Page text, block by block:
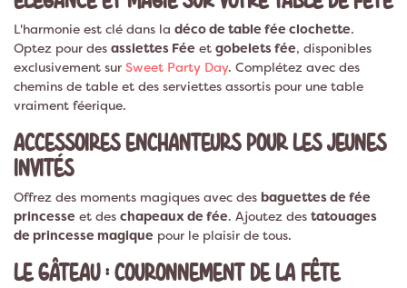
L'harmonie est clé dans la déco de table fée clochette.
Optez pour des assiettes Fée et gobelets fée, disponibles
exclusivement sur Sweet Party Day. Complétez avec des
chemins de table et des serviettes assortis pour une table
vraiment féerique.
ACCESSOIRES ENCHANTEURS POUR LES JEUNES
INVITÉS
Offrez des moments magiques avec des baguettes de fée
princesse et des chapeaux de fée. Ajoutez des tatouages
de princesse magique pour le plaisir de tous.
LE GÂTEAU : COURONNEMENT DE LA FÊTE